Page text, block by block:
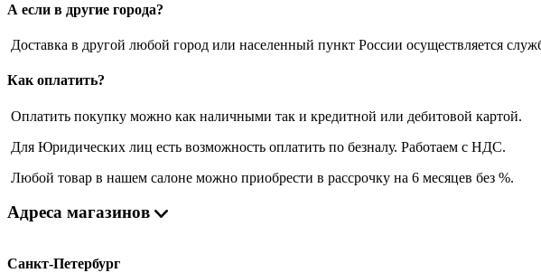
А если в другие города?
Доставка в другой любой город или населенный пункт России осуществляется
Как оплатить?
Оплатить покупку можно как наличными так и кредитной или дебитовой картой.
Для Юридических лиц есть возможность оплатить по безналу. Работаем с НДС.
Любой товар в нашем салоне можно приобрести в рассрочку на 6 месяцев без %.
Адреса магазинов
Санкт-Петербург